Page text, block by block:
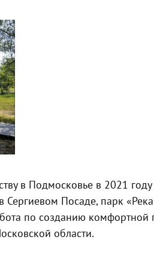
в Подмосковье в 2021
Сергиевом Посаде, парк
по созданию комфортной
области.